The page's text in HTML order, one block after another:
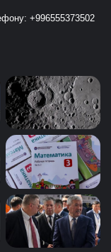
+996555373502